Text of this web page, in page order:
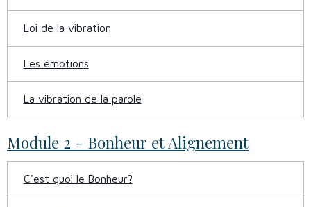
Loi de la vibration
Les émotions
La vibration de la parole
Module 2 - Bonheur et Alignement
C'est quoi le Bonheur?